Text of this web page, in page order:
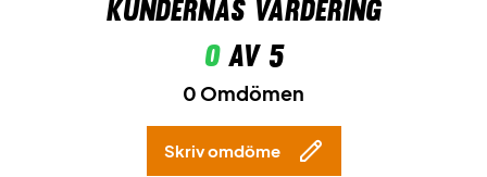
Kundernas värdering
0av 5
0 Omdömen
Skriv omdöme